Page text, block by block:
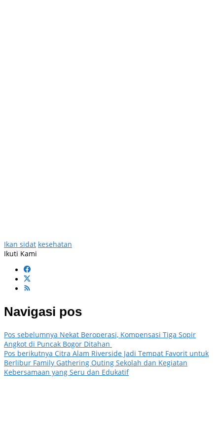
Ikan sidat kesehatan
Ikuti Kami
Navigasi pos
Pos sebelumnya Nekat Beroperasi, Kompensasi Tiga Sopir
Angkot di Puncak Bogor Ditahan
Pos berikutnya Citra Alam Riverside Jadi Tempat Favorit untuk
Berlibur Family Gathering Outing Sekolah dan Kegiatan
Kebersamaan yang Seru dan Edukatif